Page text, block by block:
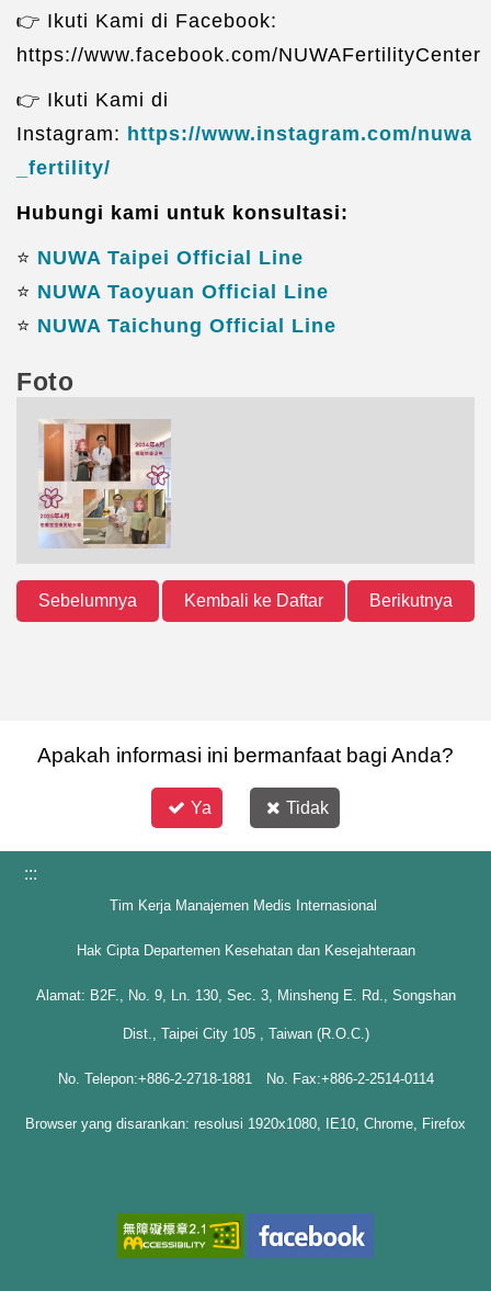
👉 Ikuti Kami di Facebook:
https://www.facebook.com/NUWAFertilityCenter
👉 Ikuti Kami di
Instagram: https://www.instagram.com/nuwa
_fertility/
Hubungi kami untuk konsultasi:
⭐️ NUWA Taipei Official Line
⭐️ NUWA Taoyuan Official Line
⭐️ NUWA Taichung Official Line
Foto
Sebelumnya Kembali ke Daftar Berikutnya
Apakah informasi ini bermanfaat bagi Anda?
Ya Tidak
:::
Tim Kerja Manajemen Medis Internasional
Hak Cipta Departemen Kesehatan dan Kesejahteraan
Alamat: B2F., No. 9, Ln. 130, Sec. 3, Minsheng E. Rd., Songshan
Dist., Taipei City 105 , Taiwan (R.O.C.)
No. Telepon:+886-2-2718-1881 No. Fax:+886-2-2514-0114
Browser yang disarankan: resolusi 1920x1080, IE10, Chrome, Firefox